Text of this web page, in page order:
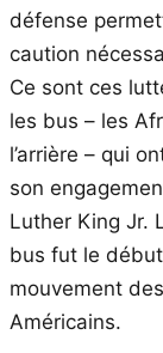
défense
caution
Ce sont ces
les bus – les
l’arrière – qui
son
Luther King Jr.
bus fut le
mouvement
Américains.